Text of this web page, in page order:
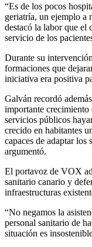
“Es de los pocos
geriatría, un ejemplo a
destacó la labor que el
servicio de los
Durante su
formaciones que
iniciativa era positiva
Galván recordó
importante
servicios públicos
crecido en habitantes
capaces de adaptar los
argumentó.
El portavoz de VOX
sanitario canario y
infraestructuras
“No negamos la
personal sanitario de
situación es